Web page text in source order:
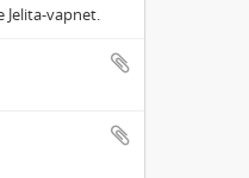
Jelita-vapnet.